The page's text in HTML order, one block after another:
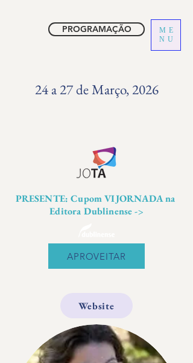
PROGRAMAÇÃO
ME
NU
24 a 27 de Março, 2026
PRESENTE: Cupom VIJORNADA na
Editora Dublinense ->
APROVEITAR
Website